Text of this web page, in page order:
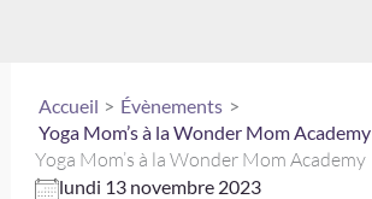
Accueil
Évènements
Yoga Mom’s à la Wonder Mom Academy
Yoga Mom’s à la Wonder Mom Academy
lundi 13 novembre 2023